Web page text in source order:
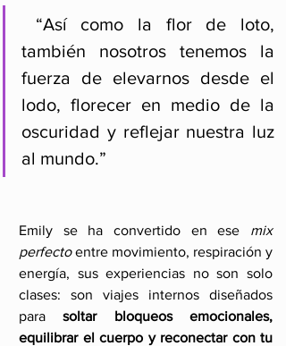
“Así como la flor de loto,
también nosotros tenemos la
fuerza de elevarnos desde el
lodo, florecer en medio de la
oscuridad y reflejar nuestra luz
al mundo.”
Emily se ha convertido en ese mix
perfecto entre movimiento, respiración y
energía, sus experiencias no son solo
clases: son viajes internos diseñados
para soltar bloqueos emocionales,
equilibrar el cuerpo y reconectar con tu